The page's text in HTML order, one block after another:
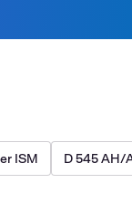
ISM D 545 AH/